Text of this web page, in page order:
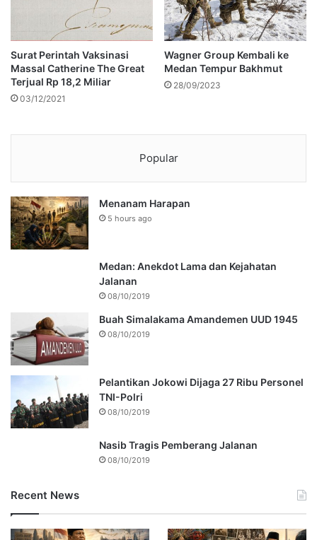
Surat Perintah Vaksinasi
Massal Catherine The Great
Terjual Rp 18,2 Miliar
03/12/2021
Wagner Group Kembali ke
Medan Tempur Bakhmut
28/09/2023
Popular
Menanam Harapan
5 hours ago
Medan: Anekdot Lama dan Kejahatan
Jalanan
08/10/2019
Buah Simalakama Amandemen UUD 1945
08/10/2019
Pelantikan Jokowi Dijaga 27 Ribu Personel
TNI-Polri
08/10/2019
Nasib Tragis Pemberang Jalanan
08/10/2019
Recent News